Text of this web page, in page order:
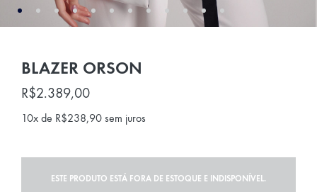
BLAZER ORSON
R$2.389,00
10x de R$238,90 sem juros
ESTE PRODUTO ESTÁ FORA DE ESTOQUE E INDISPONÍVEL.